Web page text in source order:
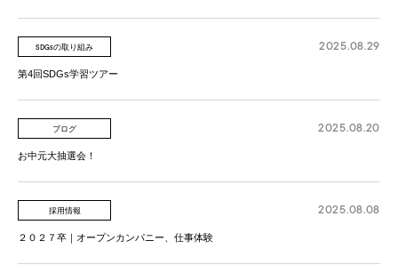
2025.08.29
SDGsの取り組み
第4回SDGs学習ツアー
2025.08.20
ブログ
お中元大抽選会！
2025.08.08
採用情報
２０２７卒｜オープンカンパニー、仕事体験